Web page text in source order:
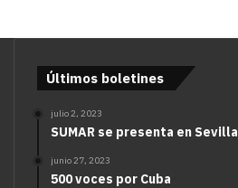
Últimos boletines
julio 2, 2023
SUMAR se presenta en Sevilla
junio 27, 2023
500 voces por Cuba